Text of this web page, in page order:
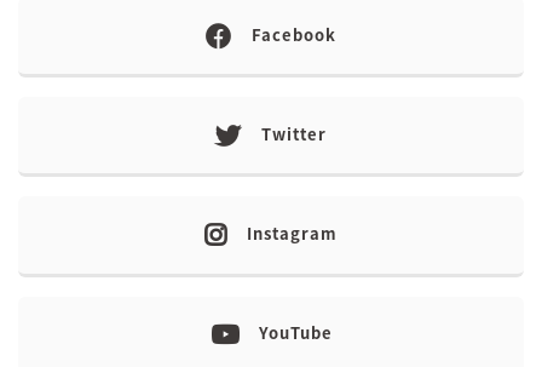
Facebook
Twitter
Instagram
YouTube